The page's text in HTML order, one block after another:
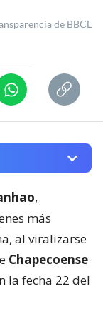
de BBCL
,
más
al viralizarse
Chapecoense
la fecha 22 del